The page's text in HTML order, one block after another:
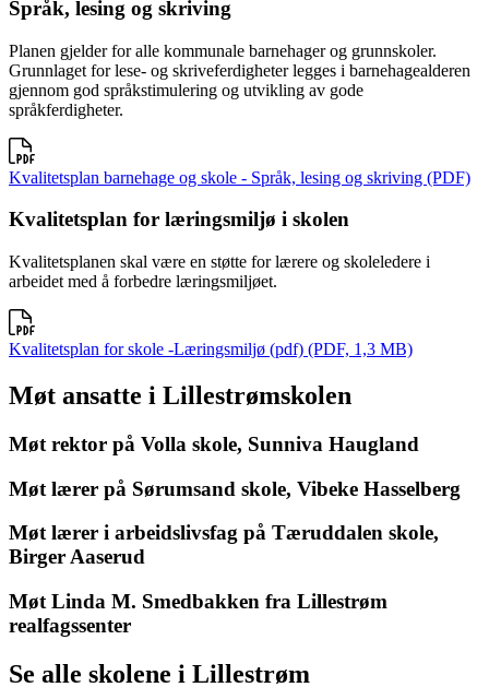
Språk, lesing og skriving
Planen gjelder for alle kommunale barnehager og grunnskoler.
Grunnlaget for lese- og skriveferdigheter legges i barnehagealderen
gjennom god språkstimulering og utvikling av gode
språkferdigheter.
Kvalitetsplan barnehage og skole - Språk, lesing og skriving (PDF)
Kvalitetsplan for læringsmiljø i skolen
Kvalitetsplanen skal være en støtte for lærere og skoleledere i
arbeidet med å forbedre læringsmiljøet.
Kvalitetsplan for skole -Læringsmiljø (pdf) (PDF, 1,3 MB)
Møt ansatte i Lillestrømskolen
Møt rektor på Volla skole, Sunniva Haugland
Møt lærer på Sørumsand skole, Vibeke Hasselberg
Møt lærer i arbeidslivsfag på Tæruddalen skole,
Birger Aaserud
Møt Linda M. Smedbakken fra Lillestrøm
realfagssenter
Se alle skolene i Lillestrøm